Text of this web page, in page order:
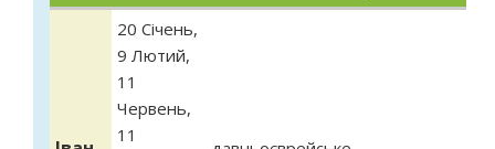
20 Січень,
9 Лютий,
11
Червень,
11